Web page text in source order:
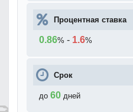
Процентная ставка
0.86% - 1.6%
Срок
до 60 дней